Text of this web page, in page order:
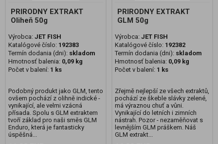
PRIRODNY EXTRAKT
Oliheň 50g
Výrobca: JET FISH
Katalógové číslo: 192383
Termín dodania (dni): skladom
Hmotnosť balenia: 0,09 kg
Počet v balení: 1 ks
Podobný produkt jako GLM, tento
ovšem pochází z olihně indické -
vynikající, ale velmi vzácná
přísada. Spolu s GLM extraktem
tvoří základ pro naši směs GLM
Enduro, která je fantasticky
úspěšná...
PRIRODNY EXTRAKT
GLM 50g
Výrobca: JET FISH
Katalógové číslo: 192382
Termín dodania (dni): skladom
Hmotnosť balenia: 0,09 kg
Počet v balení: 1 ks
Zřejmě nejlepší ze všech extraktů,
pochází ze škeble slávky zelené,
má výraznou chuť a vůni.
Vynikající do letních i zimních
nástrah. Pozor - nezaměňovat s
levnějším GLM práškem. Náš
GLM extrakt...